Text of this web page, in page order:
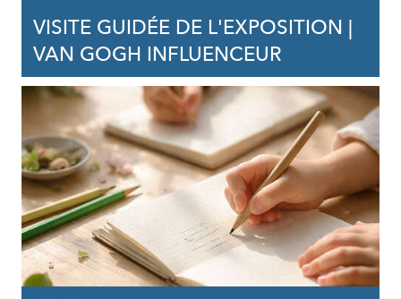
VISITE GUIDÉE DE L'EXPOSITION |
VAN GOGH INFLUENCEUR